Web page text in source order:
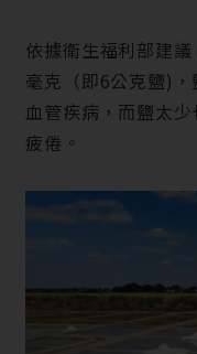
依據衛生福利部建
毫克（即6公克鹽)
血管疾病，而鹽太
疲倦。